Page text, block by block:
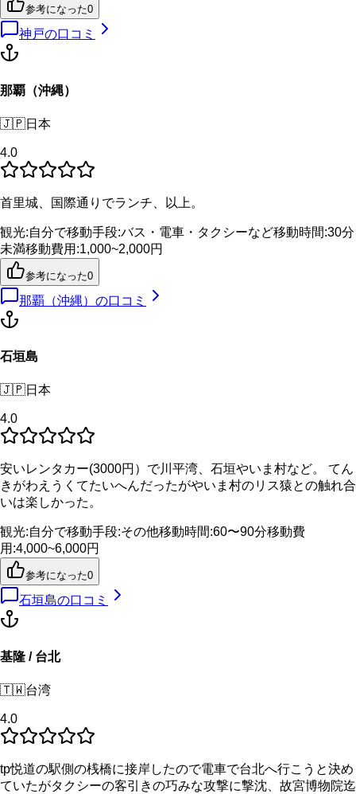
参考になった0
神戸の口コミ
那覇（沖縄）
🇯🇵日本
4.0
首里城、国際通りでランチ、以上。
観光:自分で移動手段:バス・電車・タクシーなど移動時間:30分
未満移動費用 :1,000~2,000円
参考になった0
那覇（沖縄） の口コミ
石垣島
🇯🇵日本
4.0
安いレンタカー(3000円）で川平湾、石垣やいま村など。 てん
きがわえうくてたいへんだったがやいま村のリス猿との触れ合
いは楽しかった。
観光:自分で移動手段:その他移動時間:60〜90分移動費
用 :4,000~6,000円
参考になった0
石垣島の口コミ
基隆 / 台北
🇹🇼台湾
4.0
tp悦道の駅側の桟橋に接岸したので電車で台北へ行こうと決め
ていたがタクシーの客引きの巧みな攻撃に撃沈、故宮博物院迄